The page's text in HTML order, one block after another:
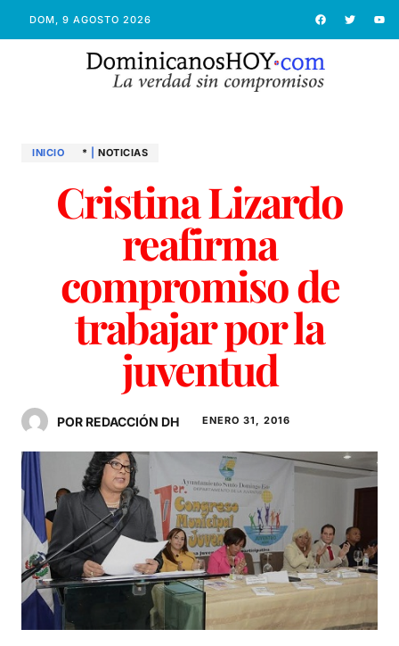
DOM, 9 AGOSTO 2026
INICIO * NOTICIAS
Cristina Lizardo
reafirma
compromiso de
trabajar por la
juventud
POR REDACCIÓN DH ENERO 31, 2016